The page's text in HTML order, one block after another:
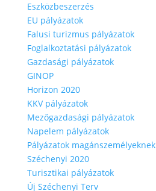
Eszközbeszerzés
EU pályázatok
Falusi turizmus pályázatok
Foglalkoztatási pályázatok
Gazdasági pályázatok
GINOP
Horizon 2020
KKV pályázatok
Mezőgazdasági pályázatok
Napelem pályázatok
Pályázatok magánszemélyeknek
Széchenyi 2020
Turisztikai pályázatok
Új Széchenyi Terv